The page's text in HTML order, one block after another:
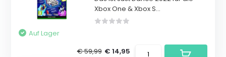
Xbox One & Xbox S...
Auf Lager
€ 59,99 € 14,95